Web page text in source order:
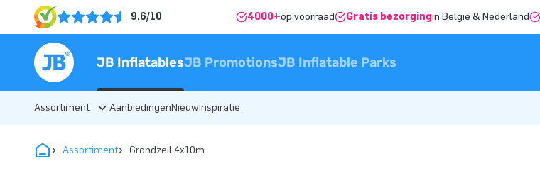
9.6/10 4000+op voorraad Gratis bezorgingin België & Nederland
JB InflatablesJB PromotionsJB Inflatable Parks
Assortiment AanbiedingenNieuwInspiratie
Assortiment Grondzeil 4x10m